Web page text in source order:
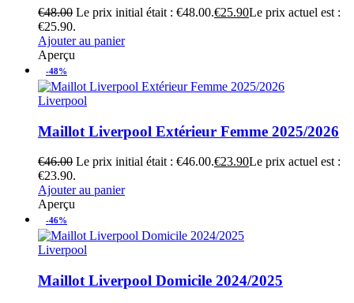
€48.00 Le prix initial était : €48.00.€25.90Le prix actuel est :
€25.90.
Ajouter au panier
Aperçu
-48%
Liverpool
Maillot Liverpool Extérieur Femme 2025/2026
€46.00 Le prix initial était : €46.00.€23.90Le prix actuel est :
€23.90.
Ajouter au panier
Aperçu
-46%
Liverpool
Maillot Liverpool Domicile 2024/2025